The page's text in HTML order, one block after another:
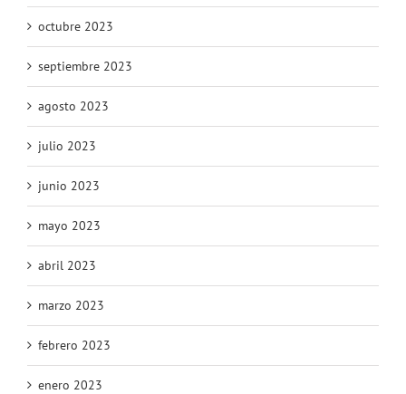
octubre 2023
septiembre 2023
agosto 2023
julio 2023
junio 2023
mayo 2023
abril 2023
marzo 2023
febrero 2023
enero 2023